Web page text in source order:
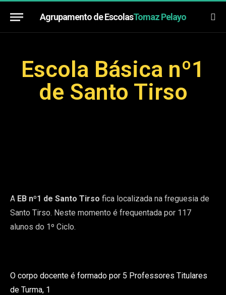
Agrupamento de EscolasTomaz Pelayo
Escola Básica nº1
de Santo Tirso
A EB nº1 de Santo Tirso fica localizada na freguesia de
Santo Tirso. Neste momento é frequentada por 117
alunos do 1º Ciclo.
O corpo docente é formado por 5 Professores Titulares
de Turma, 1